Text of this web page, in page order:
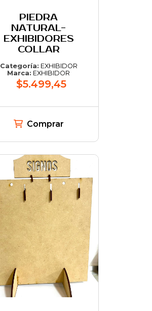
PIEDRA
NATURAL-
EXHIBIDORES
COLLAR
Categoría: EXHIBIDOR
Marca: EXHIBIDOR
$5.499,45
Comprar